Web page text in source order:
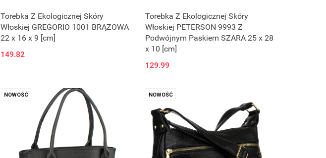
Torebka Z Ekologicznej Skóry
Włoskiej GREGORIO 1001 BRĄZOWA
22 x 16 x 9 [cm]
149.82
Torebka Z Ekologicznej Skóry
Włoskiej PETERSON 9993 Z
Podwójnym Paskiem SZARA 25 x 28
x 10 [cm]
129.99
NOWOŚĆ NOWOŚĆ